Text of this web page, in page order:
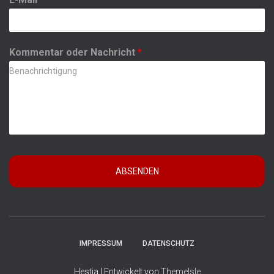
Kommentar oder Nachricht *
ABSENDEN
IMPRESSUM DATENSCHUTZ
Hestia | Entwickelt von ThemeIsle